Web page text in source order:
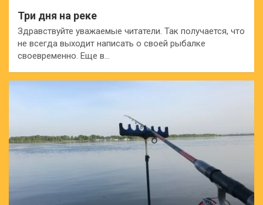
Три дня на реке
Здравствуйте уважаемые читатели. Так получается, что
не всегда выходит написать о своей рыбалке
своевременно. Еще в…